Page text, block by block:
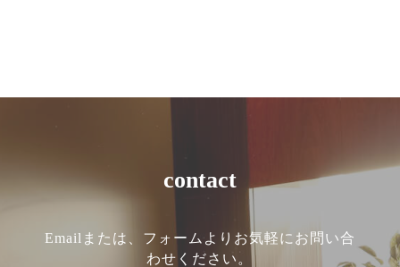
contact
Emailまたは、フォームよりお気軽にお問い合
わせください。